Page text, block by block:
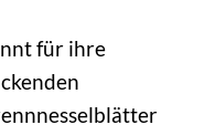
für ihre